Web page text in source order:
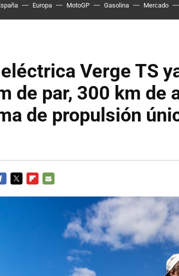
Europa MotoGP Gasolina Mercado
Verge TS
de par, 300 km de
de propulsión